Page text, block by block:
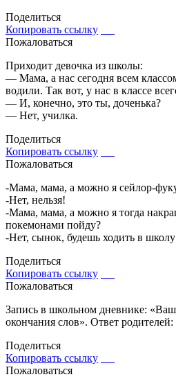
Поделиться
Копировать ссылку
Пожаловаться
Приходит девочка из школы:
— Мама, а нас сегодня всем
водили. Так вот, у нас в классе
— И, конечно, это ты, доченька?
— Нет, училка.
Поделиться
Копировать ссылку
Пожаловаться
-Мама, мама, а можно я сейлор-
-Нет, нельзя!
-Мама, мама, а можно я тогда
покемонами пойду?
-Нет, сынок, будешь ходить в
Поделиться
Копировать ссылку
Пожаловаться
Запись в школьном дневнике: «Ваш
окончания слов». Ответ
Поделиться
Копировать ссылку
Пожаловаться